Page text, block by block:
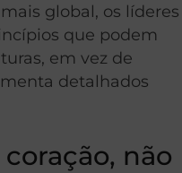
global, os líderes
que podem
em vez de
detalhados
não